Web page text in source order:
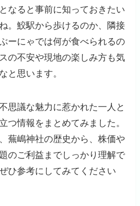
なると事前に知っておきたい
。鮫駅から歩けるのか、隣接
ーにゃでは何が食べられるの
の不安や現地の楽しみ方も気
と思います。
思議な魅力に惹かれた一人と
つ情報をまとめてみました。
蕪嶋神社の歴史から、株価や
のご利益までしっかり理解で
ひ参考にしてみてください